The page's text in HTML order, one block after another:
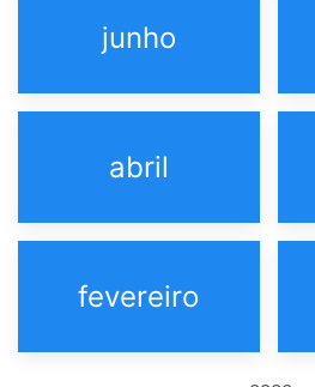
junho
abril
fevereiro